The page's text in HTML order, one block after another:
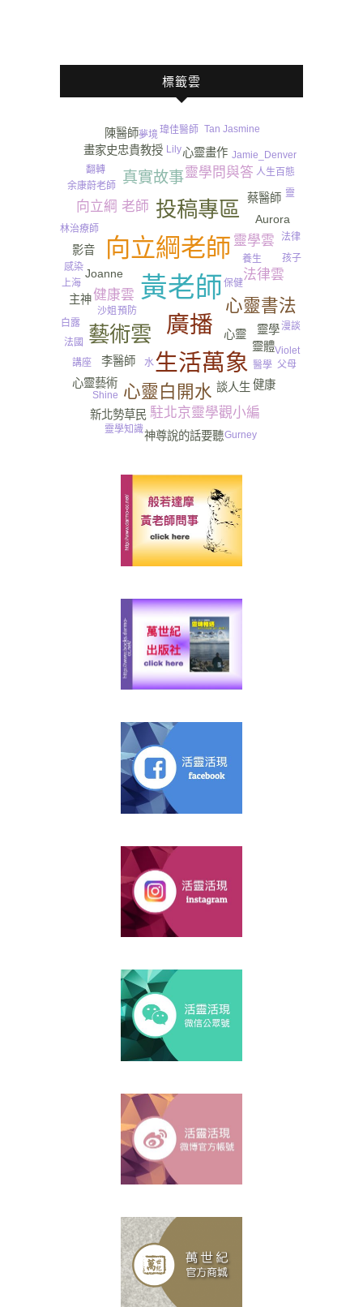
標籤雲
黃老師
向立綱老師
廣播
生活萬象
投稿專區
藝術雲
心靈白開水
心靈書法
真實故事
健康雲
靈學問與答
駐北京靈學觀小編
靈學雲
向立綱 老師
法律雲
心靈
李醫師
靈體
畫家史忠貴教授
Joanne
新北勢草民
神尊說的話要聽
靈學
蔡醫師
心靈畫作
主神
影音
談人生
Aurora
健康
陳醫師
心靈藝術
林治療師
養生
Tan Jasmine
保健
上海
Lily
白露
翻轉
沙姐
余康蔚老師
醫學
瑋佳醫師
講座
法律
夢境
父母
靈學知識
Jamie_Denver
人生百態
孩子
Shine
Gurney​
漫談
法國
靈
Violet
感染
預防
水